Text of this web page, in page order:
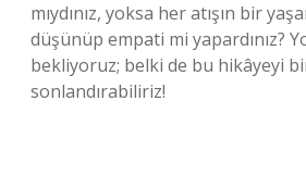
mıydınız, yoksa her atışın bir
düşünüp empati mi yapardınız?
bekliyoruz; belki de bu hikâyeyi
sonlandırabiliriz!